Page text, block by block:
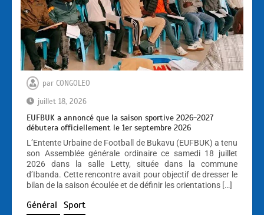
par CONGOLEO
juillet 18, 2026
EUFBUK a annoncé que la saison sportive 2026-2027
débutera officiellement le 1er septembre 2026
L’Entente Urbaine de Football de Bukavu (EUFBUK) a tenu
son Assemblée générale ordinaire ce samedi 18 juillet
2026 dans la salle Letty, située dans la commune
d’Ibanda. Cette rencontre avait pour objectif de dresser le
bilan de la saison écoulée et de définir les orientations […]
Général Sport